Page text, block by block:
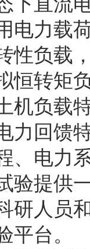
电力载
性负载
恒转矩
机负载
力回馈
、电力
验提供
研人员
平台。